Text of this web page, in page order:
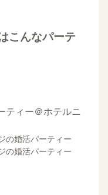
こんなパーテ
ティー＠ホテルニ
の婚活パーティー
の婚活パーティー